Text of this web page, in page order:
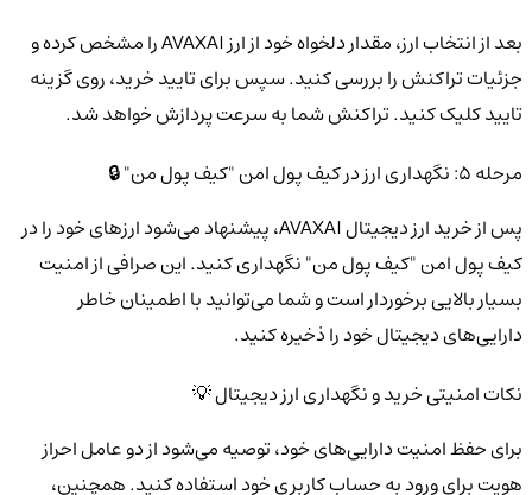
بعد از انتخاب ارز، مقدار دلخواه خود از ارز AVAXAI را مشخص کرده و
جزئیات تراکنش را بررسی کنید. سپس برای تایید خرید، روی گزینه
تایید کلیک کنید. تراکنش شما به سرعت پردازش خواهد شد.
مرحله 5: نگهداری ارز در کیف پول امن "کیف پول من" 🔒
پس از خرید ارز دیجیتال AVAXAI، پیشنهاد می‌شود ارزهای خود را در
کیف پول امن "کیف پول من" نگهداری کنید. این صرافی از امنیت
بسیار بالایی برخوردار است و شما می‌توانید با اطمینان خاطر
دارایی‌های دیجیتال خود را ذخیره کنید.
نکات امنیتی خرید و نگهداری ارز دیجیتال 💡
برای حفظ امنیت دارایی‌های خود، توصیه می‌شود از دو عامل احراز
هویت برای ورود به حساب کاربری خود استفاده کنید. همچنین،